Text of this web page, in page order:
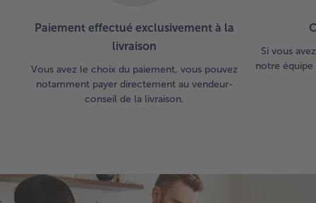
Paiement effectué exclusivement à la
livraison
Vous avez le choix du paiement, vous pouvez
notamment payer directement au vendeur-
conseil de la livraison.
Si vous
notre